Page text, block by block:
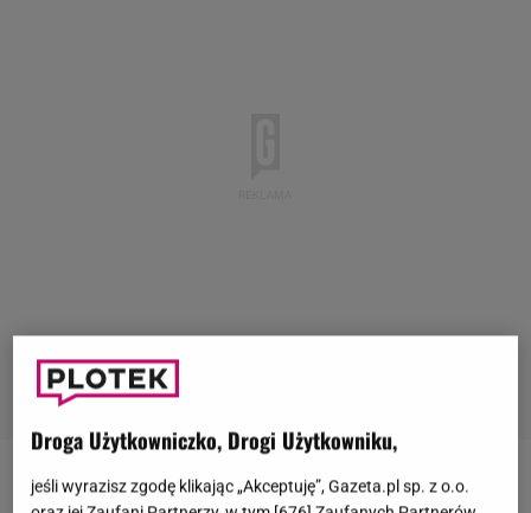
Serial"Plotkara"powraca na ekrany po dziewięciu
Droga Użytkowniczko, Drogi Użytkowniku,
jeśli wyrazisz zgodę klikając „Akceptuję”, Gazeta.pl sp. z o.o.